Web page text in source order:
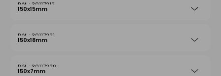
30117212
150x15mm
30117221
150x18mm
30117229
150x7mm